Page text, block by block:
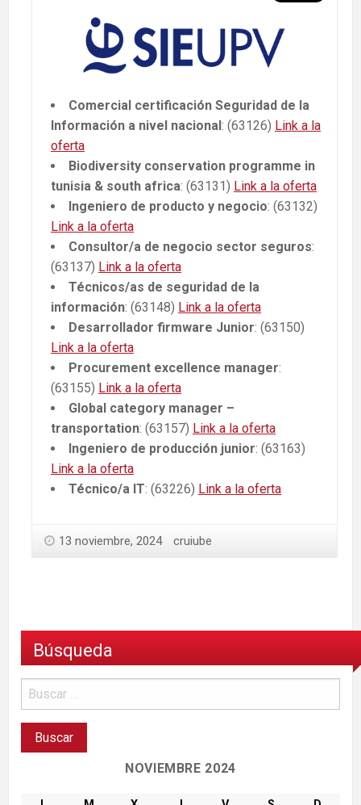
Comercial certificación Seguridad de la
Información a nivel nacional : (63126) Link a la
oferta
Biodiversity conservation programme in
tunisia & south africa: (63131) Link a la oferta
Ingeniero de producto y negocio: (63132)
Link a la oferta
Consultor/a de negocio sector seguros:
(63137) Link a la oferta
Técnicos/as de seguridad de la
información: (63148) Link a la oferta
Desarrollador firmware Junior: (63150)
Link a la oferta
Procurement excellence manager:
(63155) Link a la oferta
Global category manager –
transportation: (63157) Link a la oferta
Ingeniero de producción junior: (63163)
Link a la oferta
Técnico/a IT: (63226) Link a la oferta
13 noviembre, 2024 cruiube
Búsqueda
NOVIEMBRE 2024